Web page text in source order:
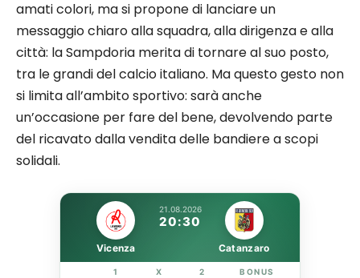
amati colori, ma si propone di lanciare un
messaggio chiaro alla squadra, alla dirigenza e alla
città: la Sampdoria merita di tornare al suo posto,
tra le grandi del calcio italiano. Ma questo gesto non
si limita all’ambito sportivo: sarà anche
un’occasione per fare del bene, devolvendo parte
del ricavato dalla vendita delle bandiere a scopi
solidali.
21.08.2026
20:30
Vicenza Catanzaro
1 X 2 BONUS